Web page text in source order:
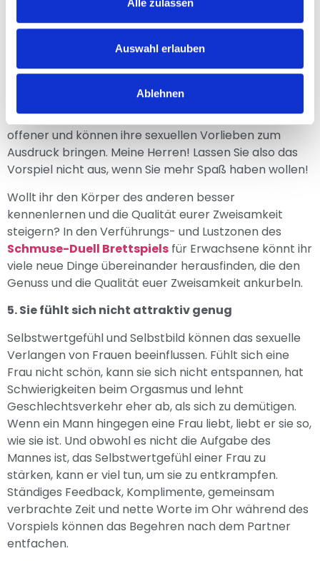
Alle zulassen
Auswahl erlauben
Ablehnen
Das Vorspiel vor dem Geschlechtsverkehr hilft, sie zu
stimulieren und bereitet den weiblichen Körper auf die
Vereinigung vor. Streicheleinheiten, Massieren und das
wichtig, um das weibliche Verlangen zu wecken.
Dadurch fühlen sie sich ihrem Partner näher, sind
offener und können ihre sexuellen Vorlieben zum
Ausdruck bringen. Meine Herren! Lassen Sie also das
Vorspiel nicht aus, wenn Sie mehr Spaß haben wollen!
Wollt ihr den Körper des anderen besser
kennenlernen und die Qualität eurer Zweisamkeit
steigern? In den Verführungs- und Lustzonen des
Schmuse-Duell Brettspiels für Erwachsene könnt ihr
viele neue Dinge übereinander herausfinden, die den
Genuss und die Qualität euer Zweisamkeit ankurbeln.
5. Sie fühlt sich nicht attraktiv genug
Selbstwertgefühl und Selbstbild können das sexuelle
Verlangen von Frauen beeinflussen. Fühlt sich eine
Frau nicht schön, kann sie sich nicht entspannen, hat
Schwierigkeiten beim Orgasmus und lehnt
Geschlechtsverkehr eher ab, als sich zu demütigen.
Wenn ein Mann hingegen eine Frau liebt, liebt er sie so,
wie sie ist. Und obwohl es nicht die Aufgabe des
Mannes ist, das Selbstwertgefühl einer Frau zu
stärken, kann er viel tun, um sie zu entkrampfen.
Ständiges Feedback, Komplimente, gemeinsam
verbrachte Zeit und nette Worte im Ohr während des
Vorspiels können das Begehren nach dem Partner
entfachen.